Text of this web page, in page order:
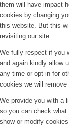
them will have impact
cookies by changing
this website. But this
revisiting our site.
We fully respect if you
and again kindly allow
any time or opt in for
cookies we will
We provide you with a
so you can check
show or modify